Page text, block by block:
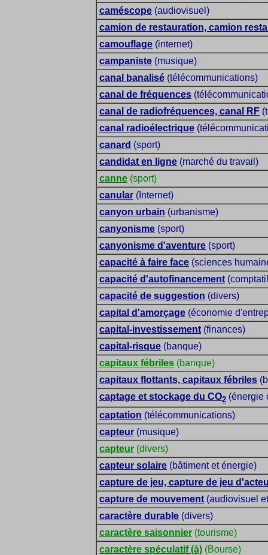
caméscope (audiovisuel)
camion de restauration, camion
camouflage (internet)
campaniste (musique)
canal banalisé (télécommunications)
canal de fréquences
canal de radiofréquences, canal RF
canal radioélectrique
canard (sport)
candidat en ligne (marché du travail)
canne (sport)
canular (Internet)
canyon urbain (urbanisme)
canyonisme (sport)
canyonisme d'aventure (sport)
capacité à faire face (sciences
capacité d'autofinancement
capacité de suggestion (divers)
capital d'amorçage (économie
capital-investissement (finances)
capital-risque (banque)
capitaux fébriles (banque)
capitaux flottants, capitaux fébriles
captage et stockage du CO2 (énergie
captation (télécommunications)
capteur (musique)
capteur (divers)
capteur solaire (bâtiment et énergie)
capture de jeu, capture de jeu
capture de mouvement (audiovisuel
caractère durable (divers)
caractère saisonnier (tourisme)
caractère spéculatif (à) (Bourse)